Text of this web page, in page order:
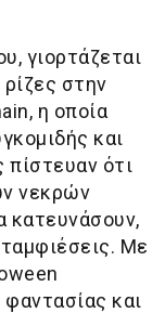
γιορτάζεται
στην
η οποία
και
πίστευαν ότι
νεκρών
κατευνάσουν,
Με
φαντασίας και